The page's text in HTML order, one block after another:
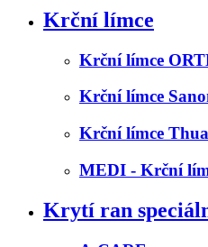
Krční límce
Krční límce
Krční límce
Krční límce
MEDI - Krční
Krytí ran